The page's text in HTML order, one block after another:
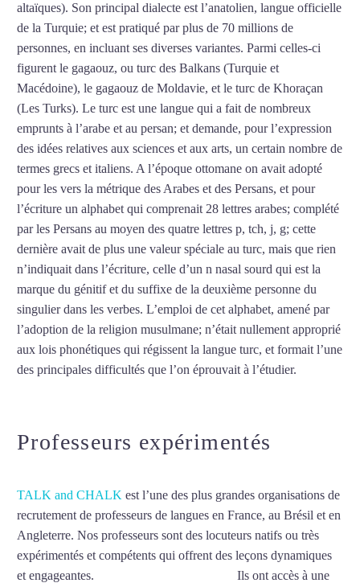
altaïques). Son principal dialecte est l’anatolien, langue officielle
de la Turquie; et est pratiqué par plus de 70 millions de
personnes, en incluant ses diverses variantes. Parmi celles-ci
figurent le gagaouz, ou turc des Balkans (Turquie et
Macédoine), le gagaouz de Moldavie, et le turc de Khoraçan
(Les Turks). Le turc est une langue qui a fait de nombreux
emprunts à l’arabe et au persan; et demande, pour l’expression
des idées relatives aux sciences et aux arts, un certain nombre de
termes grecs et italiens. A l’époque ottomane on avait adopté
pour les vers la métrique des Arabes et des Persans, et pour
l’écriture un alphabet qui comprenait 28 lettres arabes; complété
par les Persans au moyen des quatre lettres p, tch, j, g; cette
dernière avait de plus une valeur spéciale au turc, mais que rien
n’indiquait dans l’écriture, celle d’un n nasal sourd qui est la
marque du génitif et du suffixe de la deuxième personne du
singulier dans les verbes. L’emploi de cet alphabet, amené par
l’adoption de la religion musulmane; n’était nullement approprié
aux lois phonétiques qui régissent la langue turc, et formait l’une
des principales difficultés que l’on éprouvait à l’étudier.
Professeurs expérimentés
TALK and CHALK est l’une des plus grandes organisations de
recrutement de professeurs de langues en France, au Brésil et en
Angleterre. Nos professeurs sont des locuteurs natifs ou très
expérimentés et compétents qui offrent des leçons dynamiques
et engageantes.
Ils ont accès à une